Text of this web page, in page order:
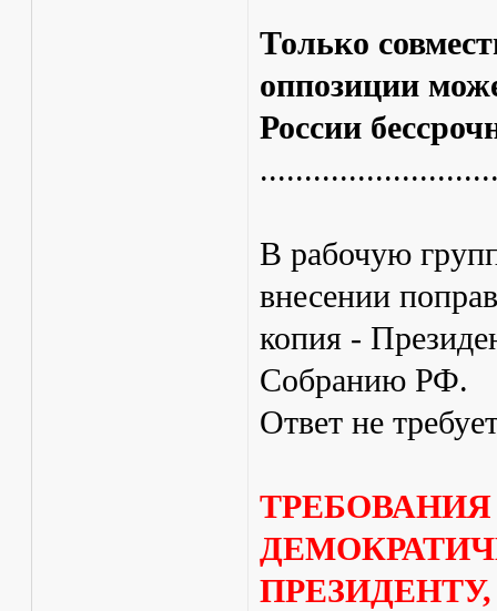
Только
оппозиции
России
В рабочую
внесении
копия -
Собранию РФ.
Ответ не